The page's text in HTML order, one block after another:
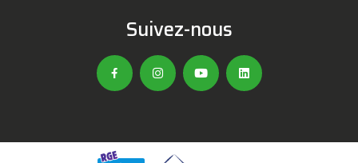
Suivez-nous